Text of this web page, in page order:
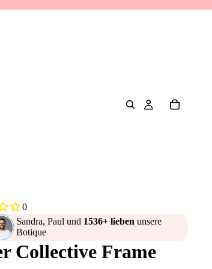
0
Sandra, Paul und 1536+ lieben unsere
Botique
Collective Frame